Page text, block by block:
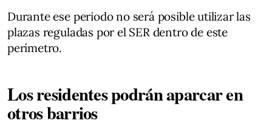
Durante ese periodo no será posible utilizar las
plazas reguladas por el SER dentro de este
perímetro.
Los residentes podrán aparcar en
otros barrios